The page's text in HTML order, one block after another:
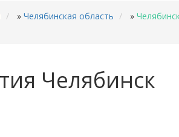
» Челябинская область »
Челябинск